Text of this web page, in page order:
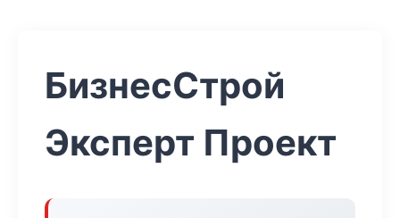
БизнесСтрой
Эксперт Проект